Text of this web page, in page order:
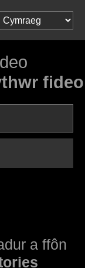
fideo
a ffôn